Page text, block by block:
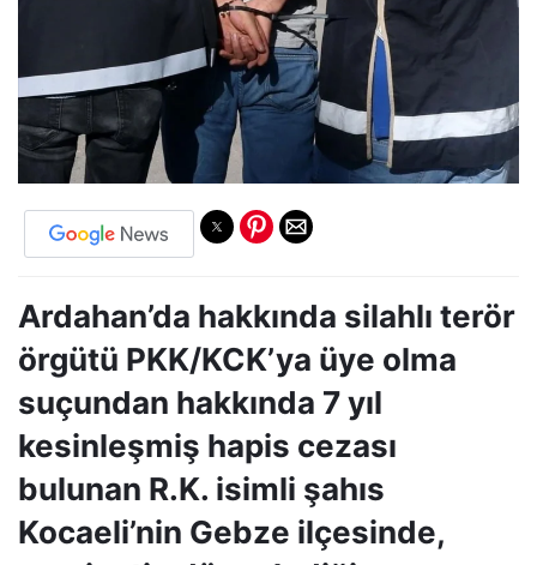
Ardahan’da hakkında silahlı terör
örgütü PKK/KCK’ya üye olma
suçundan hakkında 7 yıl
kesinleşmiş hapis cezası
bulunan R.K. isimli şahıs
Kocaeli’nin Gebze ilçesinde,